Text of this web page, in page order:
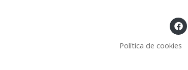
Política de cookies